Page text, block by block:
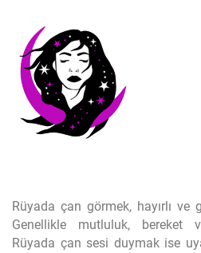
Rüyada çan görmek, hayırlı ve
Genellikle mutluluk, bereket
Rüyada çan sesi duymak ise